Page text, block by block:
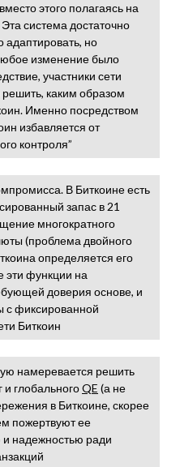
этого полагаясь на
система достаточно
адаптировать, но
изменение было
участники сети
каким образом
Именно посредством
избавляется от
контроля”
В Биткоине есть
запас в 21
многократного
(проблема двойного
определяется его
эти функции на
доверия основе, и
с фиксированной
Биткоин
намеревается решить
и глобальногоQE (а не
в Биткоине, скорее
пожертвуют ее
и надежностью ради